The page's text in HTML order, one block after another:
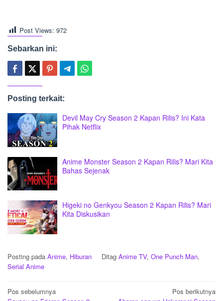
Post Views: 972
Sebarkan ini:
Posting terkait:
Devil May Cry Season 2 Kapan Rilis? Ini Kata
Pihak Netflix
Anime Monster Season 2 Kapan Rilis? Mari Kita
Bahas Sejenak
Higeki no Genkyou Season 2 Kapan Rilis? Mari
Kita Diskusikan
Posting pada Anime, Hiburan Ditag Anime TV, One Punch Man,
Serial Anime
Navigasi
Pos sebelumnya
Pos berikutnya